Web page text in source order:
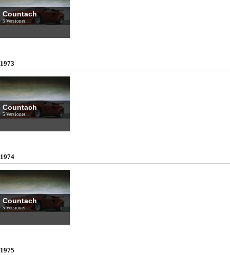
Countach
5 Versiones
1973
Countach
5 Versiones
1974
Countach
5 Versiones
1975